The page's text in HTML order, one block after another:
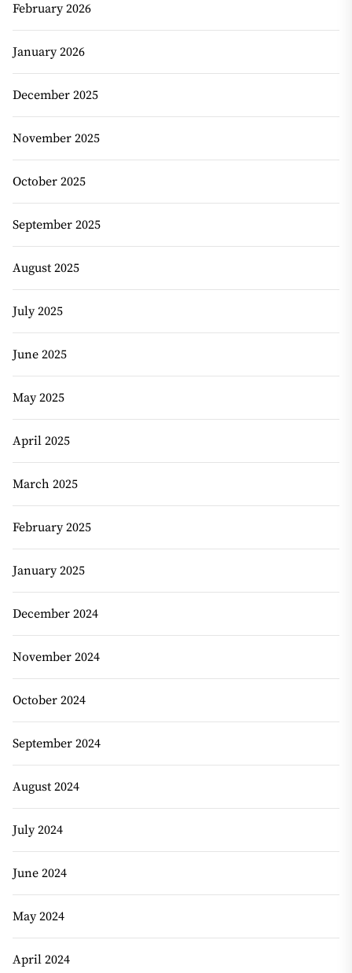
February 2026
January 2026
December 2025
November 2025
October 2025
September 2025
August 2025
July 2025
June 2025
May 2025
April 2025
March 2025
February 2025
January 2025
December 2024
November 2024
October 2024
September 2024
August 2024
July 2024
June 2024
May 2024
April 2024